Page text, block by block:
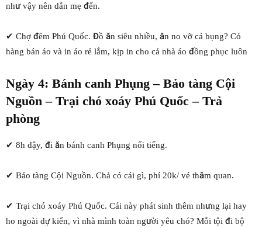
như vậy nên dẫn mẹ đến.
✔ Chợ đêm Phú Quốc. Đồ ăn siêu nhiều, ăn no vỡ cả bụng? Có
hàng bán áo và in áo rẻ lắm, kịp in cho cả nhà áo đồng phục luôn
Ngày 4: Bánh canh Phụng – Bảo tàng Cội
Nguồn – Trại chó xoáy Phú Quốc – Trả
phòng
✔ 8h dậy, đi ăn bánh canh Phụng nổi tiếng.
✔ Bảo tàng Cội Nguồn. Chả có cái gì, phí 20k/ vé thăm quan.
✔ Trại chó xoáy Phú Quốc. Cái này phát sinh thêm nhưng lại hay
ho ngoài dự kiến, vì nhà mình toàn người yêu chó? Mỗi tội đi bộ